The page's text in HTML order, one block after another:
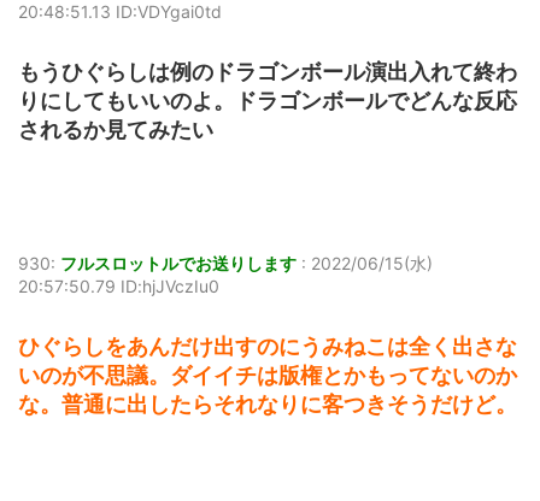
20:48:51.13 ID:VDYgai0td
もうひぐらしは例のドラゴンボール演出入れて終わ
りにしてもいいのよ。ドラゴンボールでどんな反応
されるか見てみたい
930: フルスロットルでお送りします : 2022/06/15(水)
20:57:50.79 ID:hjJVczIu0
ひぐらしをあんだけ出すのにうみねこは全く出さな
いのが不思議。ダイイチは版権とかもってないのか
な。普通に出したらそれなりに客つきそうだけど。